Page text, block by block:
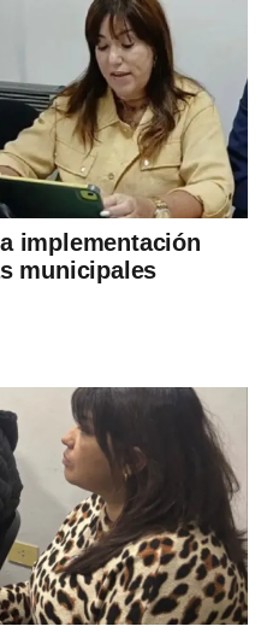
implementación
municipales